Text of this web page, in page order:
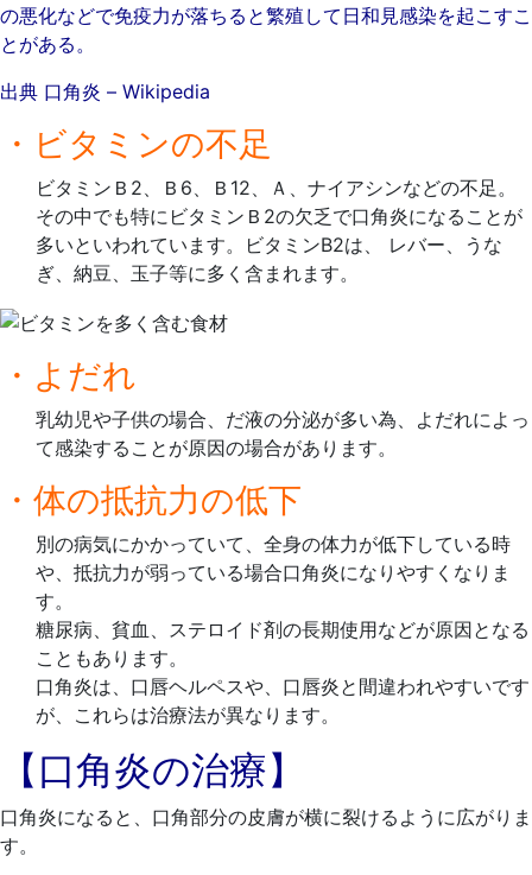
の悪化などで免疫力が落ちると繁殖して日和見感染を起こすこ
とがある。
出典 口角炎 – Wikipedia
・ビタミンの不足
ビタミンＢ2、Ｂ6、Ｂ12、Ａ、ナイアシンなどの不足。
その中でも特にビタミンＢ2の欠乏で口角炎になることが
多いといわれています。ビタミンB2は、 レバー、うな
ぎ、納豆、玉子等に多く含まれます。
・よだれ
乳幼児や子供の場合、だ液の分泌が多い為、よだれによっ
て感染することが原因の場合があります。
・体の抵抗力の低下
別の病気にかかっていて、全身の体力が低下している時
や、抵抗力が弱っている場合口角炎になりやすくなりま
す。
糖尿病、貧血、ステロイド剤の長期使用などが原因となる
こともあります。
口角炎は、口唇ヘルペスや、口唇炎と間違われやすいです
が、これらは治療法が異なります。
【口角炎の治療】
口角炎になると、口角部分の皮膚が横に裂けるように広がりま
す。